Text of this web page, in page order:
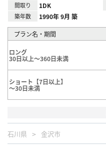
間取り 1DK
築年数 1990年 9月 築
プラン名・期間
ロング
30日以上～360日未満
ショート【7日以上】
～30日未満
石川県 金沢市